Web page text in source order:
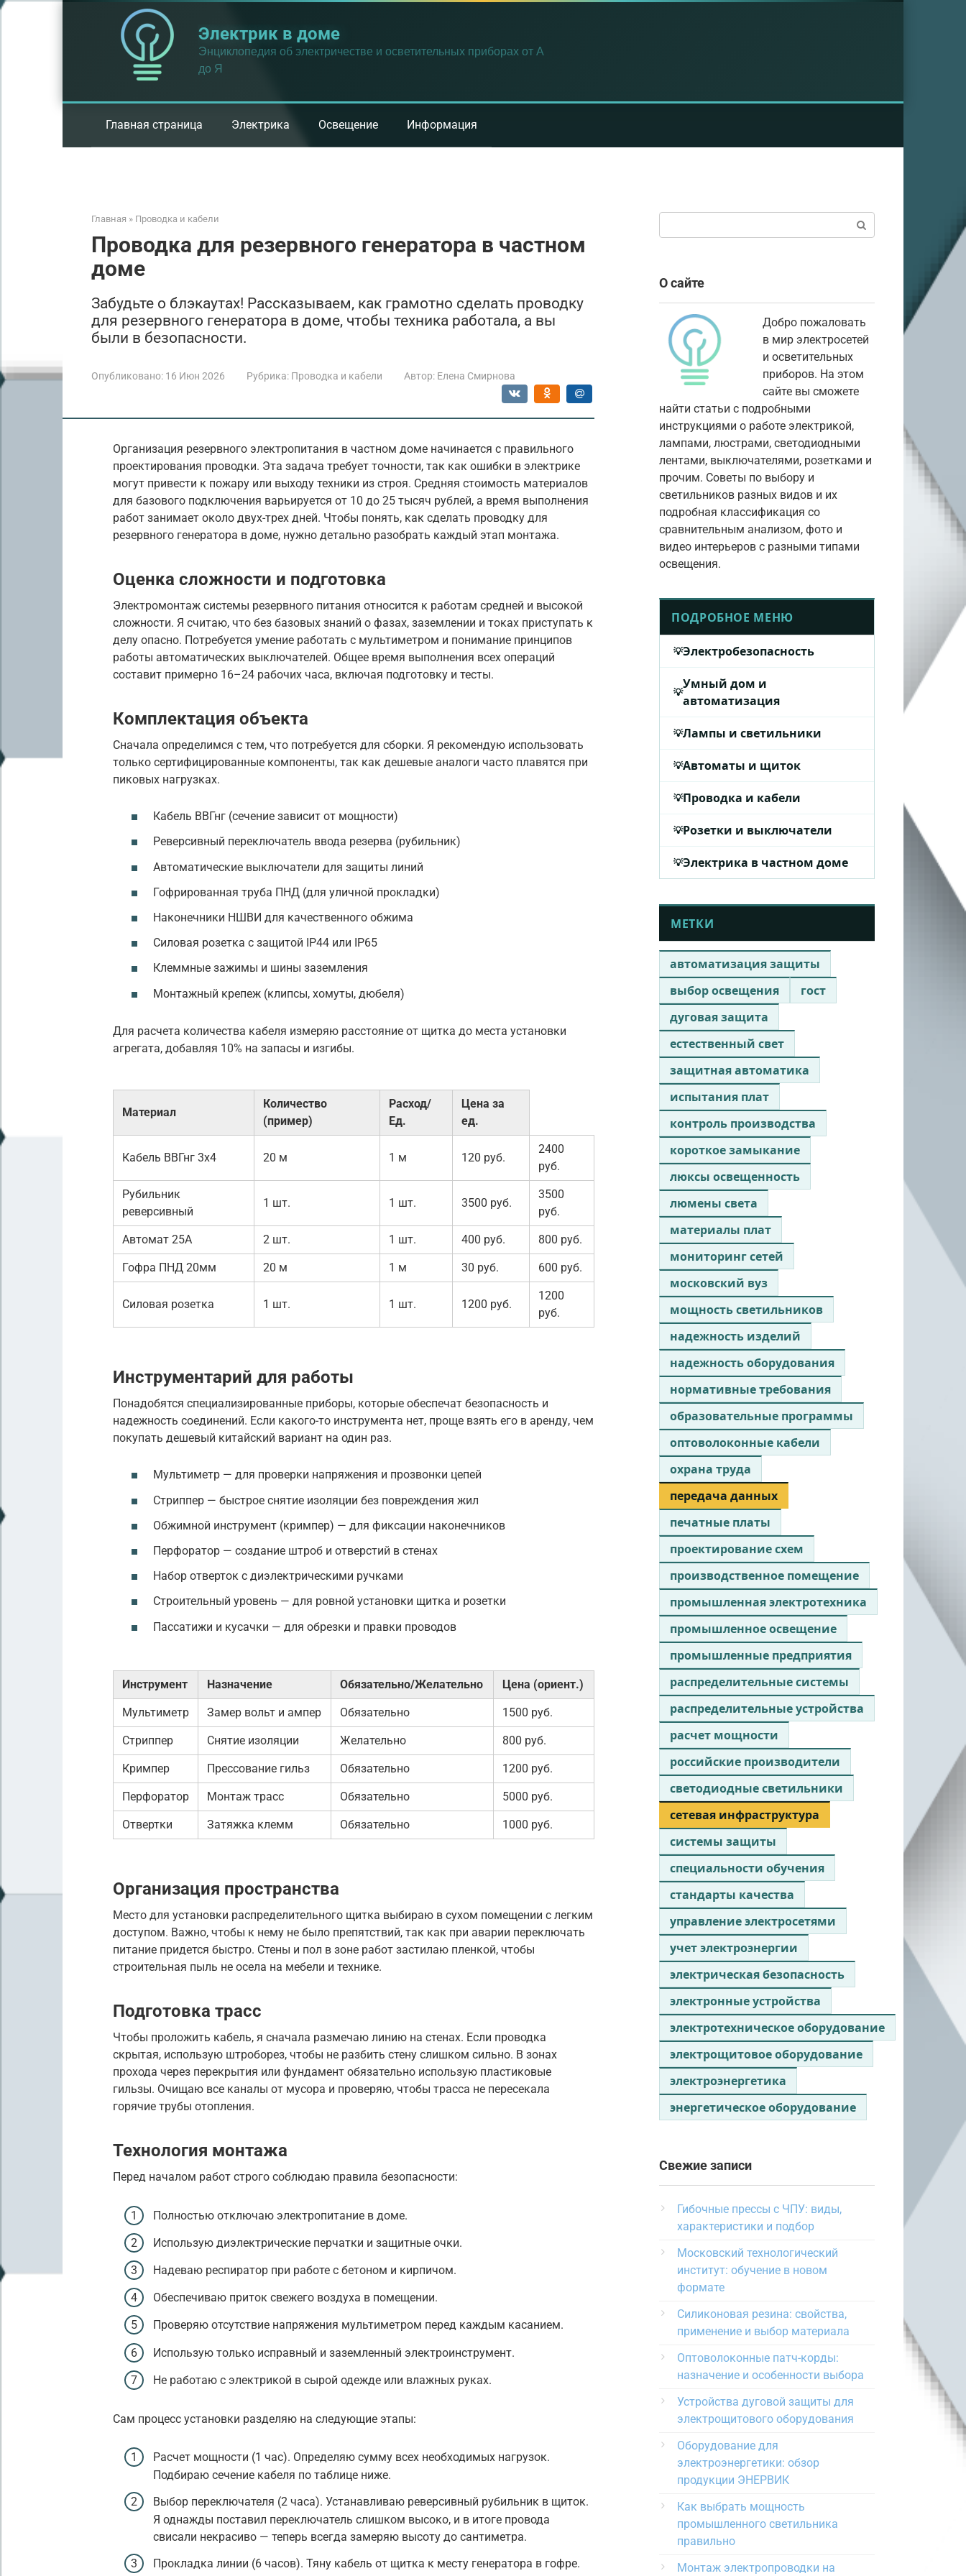
Перейти
Электрик в доме
Энциклопедия об электричестве и осветительных приборах от А
до Я
Главная страница Электрика Освещение Информация
Главная » Проводка и кабели
Проводка для резервного генератора в частном
доме
Забудьте о блэкаутах! Рассказываем, как грамотно сделать проводку
для резервного генератора в доме, чтобы техника работала, а вы
были в безопасности.
Опубликовано: 16 Июн 2026 Рубрика: Проводка и кабели Автор: Елена Смирнова
Организация резервного электропитания в частном доме начинается с правильного
проектирования проводки. Эта задача требует точности, так как ошибки в электрике
могут привести к пожару или выходу техники из строя. Средняя стоимость материалов
для базового подключения варьируется от 10 до 25 тысяч рублей, а время выполнения
работ занимает около двух-трех дней. Чтобы понять, как сделать проводку для
резервного генератора в доме, нужно детально разобрать каждый этап монтажа.
Оценка сложности и подготовка
Электромонтаж системы резервного питания относится к работам средней и высокой
сложности. Я считаю, что без базовых знаний о фазах, заземлении и токах приступать к
делу опасно. Потребуется умение работать с мультиметром и понимание принципов
работы автоматических выключателей. Общее время выполнения всех операций
составит примерно 16–24 рабочих часа, включая подготовку и тесты.
Комплектация объекта
Сначала определимся с тем, что потребуется для сборки. Я рекомендую использовать
только сертифицированные компоненты, так как дешевые аналоги часто плавятся при
пиковых нагрузках.
Кабель ВВГнг (сечение зависит от мощности)
Реверсивный переключатель ввода резерва (рубильник)
Автоматические выключатели для защиты линий
Гофрированная труба ПНД (для уличной прокладки)
Наконечники НШВИ для качественного обжима
Силовая розетка с защитой IP44 или IP65
Клеммные зажимы и шины заземления
Монтажный крепеж (клипсы, хомуты, дюбеля)
Для расчета количества кабеля измеряю расстояние от щитка до места установки
агрегата, добавляя 10% на запасы и изгибы.
Материал
Количество
(пример)
Расход/
Ед.
Цена за
ед.
Кабель ВВГнг 3х4 20 м 1 м 120 руб.
2400
руб.
Рубильник
реверсивный
1 шт. 1 шт. 3500 руб.
3500
руб.
Автомат 25А 2 шт. 1 шт. 400 руб. 800 руб.
Гофра ПНД 20мм 20 м 1 м 30 руб. 600 руб.
Силовая розетка 1 шт. 1 шт. 1200 руб.
1200
руб.
Инструментарий для работы
Понадобятся специализированные приборы, которые обеспечат безопасность и
надежность соединений. Если какого-то инструмента нет, проще взять его в аренду, чем
покупать дешевый китайский вариант на один раз.
Мультиметр — для проверки напряжения и прозвонки цепей
Стриппер — быстрое снятие изоляции без повреждения жил
Обжимной инструмент (кримпер) — для фиксации наконечников
Перфоратор — создание штроб и отверстий в стенах
Набор отверток с диэлектрическими ручками
Строительный уровень — для ровной установки щитка и розетки
Пассатижи и кусачки — для обрезки и правки проводов
Инструмент Назначение Обязательно/Желательно Цена (ориент.)
Мультиметр Замер вольт и ампер Обязательно 1500 руб.
Стриппер Снятие изоляции Желательно 800 руб.
Кримпер Прессование гильз Обязательно 1200 руб.
Перфоратор Монтаж трасс Обязательно 5000 руб.
Отвертки Затяжка клемм Обязательно 1000 руб.
Организация пространства
Место для установки распределительного щитка выбираю в сухом помещении с легким
доступом. Важно, чтобы к нему не было препятствий, так как при аварии переключать
питание придется быстро. Стены и пол в зоне работ застилаю пленкой, чтобы
строительная пыль не осела на мебели и технике.
Подготовка трасс
Чтобы проложить кабель, я сначала размечаю линию на стенах. Если проводка
скрытая, использую штроборез, чтобы не разбить стену слишком сильно. В зонах
прохода через перекрытия или фундамент обязательно использую пластиковые
гильзы. Очищаю все каналы от мусора и проверяю, чтобы трасса не пересекала
горячие трубы отопления.
Технология монтажа
Перед началом работ строго соблюдаю правила безопасности:
Полностью отключаю электропитание в доме.
Использую диэлектрические перчатки и защитные очки.
Надеваю респиратор при работе с бетоном и кирпичом.
Обеспечиваю приток свежего воздуха в помещении.
Проверяю отсутствие напряжения мультиметром перед каждым касанием.
Использую только исправный и заземленный электроинструмент.
Не работаю с электрикой в сырой одежде или влажных руках.
Сам процесс установки разделяю на следующие этапы:
Расчет мощности (1 час). Определяю сумму всех необходимых нагрузок.
Подбираю сечение кабеля по таблице ниже.
Выбор переключателя (2 часа). Устанавливаю реверсивный рубильник в щиток.
Я однажды поставил переключатель слишком высоко, и в итоге провода
свисали некрасиво — теперь всегда замеряю высоту до сантиметра.
Прокладка линии (6 часов). Тяну кабель от щитка к месту генератора в гофре.
О сайте
Добро пожаловать
в мир электросетей
и осветительных
приборов. На этом
сайте вы сможете
найти статьи с подробными
инструкциями о работе электрикой,
лампами, люстрами, светодиодными
лентами, выключателями, розетками и
прочим. Советы по выбору и
светильников разных видов и их
подробная классификация со
сравнительным анализом, фото и
видео интерьеров с разными типами
освещения.
ПОДРОБНОЕ МЕНЮ
Электробезопасность
Умный дом и
автоматизация
Лампы и светильники
Автоматы и щиток
Проводка и кабели
Розетки и выключатели
Электрика в частном доме
МЕТКИ
автоматизация защиты
выбор освещения
гост
дуговая защита
естественный свет
защитная автоматика
испытания плат
контроль производства
короткое замыкание
люксы освещенность
люмены света
материалы плат
мониторинг сетей
московский вуз
мощность светильников
надежность изделий
надежность оборудования
нормативные требования
образовательные программы
оптоволоконные кабели
охрана труда
передача данных
печатные платы
проектирование схем
производственное помещение
промышленная электротехника
промышленное освещение
промышленные предприятия
распределительные системы
распределительные устройства
расчет мощности
российские производители
светодиодные светильники
сетевая инфраструктура
системы защиты
специальности обучения
стандарты качества
управление электросетями
учет электроэнергии
электрическая безопасность
электронные устройства
электротехническое оборудование
электрощитовое оборудование
электроэнергетика
энергетическое оборудование
Свежие записи
Гибочные прессы с ЧПУ: виды,
характеристики и подбор
Московский технологический
институт: обучение в новом
формате
Силиконовая резина: свойства,
применение и выбор материала
Оптоволоконные патч-корды:
назначение и особенности выбора
Устройства дуговой защиты для
электрощитового оборудования
Оборудование для
электроэнергетики: обзор
продукции ЭНЕРВИК
Как выбрать мощность
промышленного светильника
правильно
Монтаж электропроводки на